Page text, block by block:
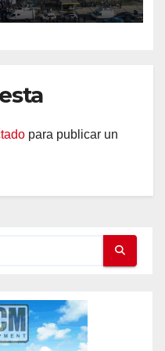
para publicar un